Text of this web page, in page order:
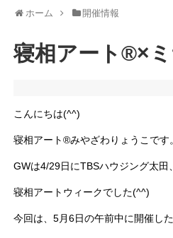
ホーム 開催情報
寝相アート®︎×
こんにちは(^^)
寝相アート®︎みやざわりょうこです。
GWは4/29日にTBSハウジング太田
寝相アートウィークでした(^^)
今回は、5月6日の午前中に開催し